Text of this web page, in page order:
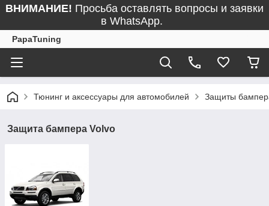
ВНИМАНИЕ! Просьба оставлять вопросы и заявки
в WhatsApp.
PapaTuning
Тюнинг и аксессуары для автомобилей Защиты
Защита бампера Volvo